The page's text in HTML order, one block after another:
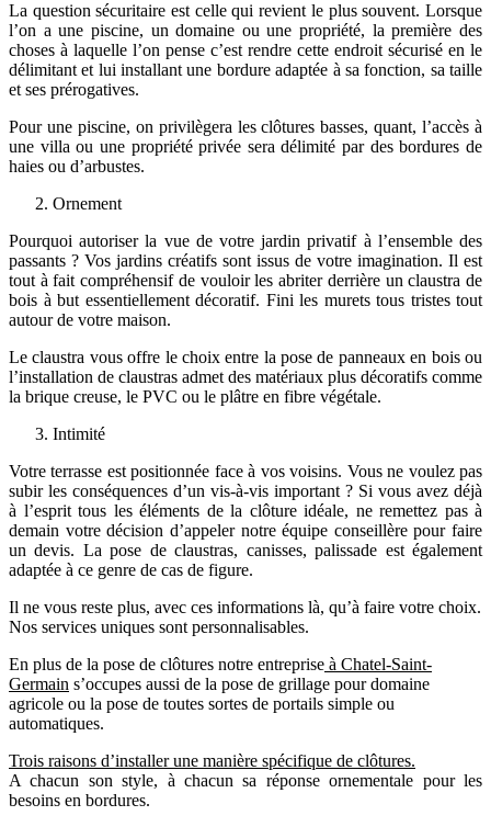
La question sécuritaire est celle qui revient le plus souvent. Lorsque
l’on a une piscine, un domaine ou une propriété, la première des
choses à laquelle l’on pense c’est rendre cette endroit sécurisé en le
délimitant et lui installant une bordure adaptée à sa fonction, sa taille
et ses prérogatives.
Pour une piscine, on privilègera les clôtures basses, quant, l’accès à
une villa ou une propriété privée sera délimité par des bordures de
haies ou d’arbustes.
Ornement
Pourquoi autoriser la vue de votre jardin privatif à l’ensemble des
passants ? Vos jardins créatifs sont issus de votre imagination. Il est
tout à fait compréhensif de vouloir les abriter derrière un claustra de
bois à but essentiellement décoratif. Fini les murets tous tristes tout
autour de votre maison.
Le claustra vous offre le choix entre la pose de panneaux en bois ou
l’installation de claustras admet des matériaux plus décoratifs comme
la brique creuse, le PVC ou le plâtre en fibre végétale.
Intimité
Votre terrasse est positionnée face à vos voisins. Vous ne voulez pas
subir les conséquences d’un vis-à-vis important ? Si vous avez déjà
à l’esprit tous les éléments de la clôture idéale, ne remettez pas à
demain votre décision d’appeler notre équipe conseillère pour faire
un devis. La pose de claustras, canisses, palissade est également
adaptée à ce genre de cas de figure.
Il ne vous reste plus, avec ces informations là, qu’à faire votre choix.
Nos services uniques sont personnalisables.
En plus de la pose de clôtures notre entreprise à Chatel-Saint-
Germain s’occupes aussi de la pose de grillage pour domaine
agricole ou la pose de toutes sortes de portails simple ou
automatiques.
Trois raisons d’installer une manière spécifique de clôtures.
A chacun son style, à chacun sa réponse ornementale pour les
besoins en bordures.